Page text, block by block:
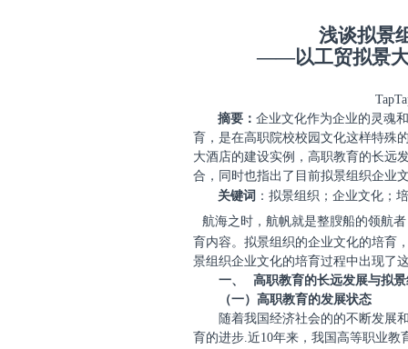
浅谈拟景
——以工贸拟景
摘要：企业文化作为企业的灵魂
育，是在高职院校校园文化这样特殊
大酒店的建设实例，高职教育的长远
合，同时也指出了目前拟景组织企业
关键词 ：拟景组织；企业文化；
航海之时，航帆就是整膄船的领航
育内容。拟景组织的企业文化的培育
景组织企业文化的培育过程中出现了
一、
高职教育的长远发展与拟
（一）高职教育的发展状态
随着我国经济社会的的不断发展
育的进步.近10年来，我国高等职业教